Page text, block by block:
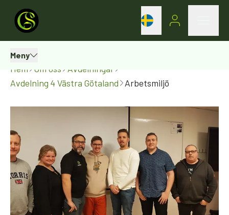
Meny
Hem Om oss
Avdelningar
Avdelning 4 Västra Götaland
Arbetsmiljö